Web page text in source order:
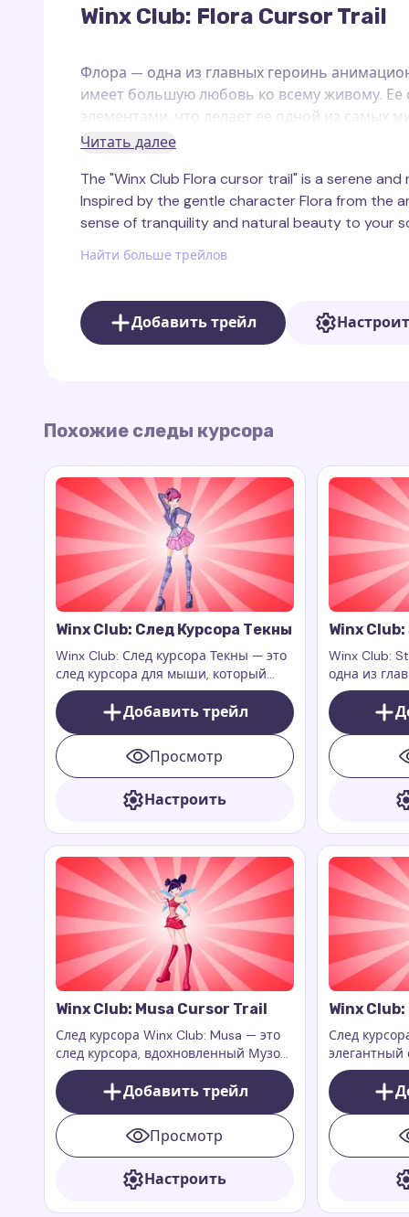
Winx Club: Flora Cursor Trail
Флора — одна из главных героинь
имеет большую любовь ко всему живому. Ее
элементами, что делает ее одной из самых
Флора часто ассоциируется с зелеными и
В коллекции Winx Club на сайте Cursor
Флоры. Этот след отражает ее природную
элементов, напоминающих цветы и
след курсора добавляет элегантности и
другими персонажами этого популярного
феями, такими как Блум, Стелла, Муса и
Google Chrome. Скачать его можно по
Читать далее
The "Winx Club Flora cursor trail" is a serene
Inspired by the gentle character Flora from the
sense of tranquility and natural beauty to your
Найти больше трейлов
Добавить трейл
Похожие следы курсора
Winx Club: След Курсора Текны
Winx Club: След курсора Текны — это
след курсора для мыши, который
добавляет яркий, современный
стиль вашему браузеру
Добавить трейл
Просмотр
Настроить
Winx
Winx Club:
одна из
Она
и обладает
светом и
Winx Club: Musa Cursor Trail
След курсора Winx Club: Musa — это
след курсора, вдохновленный Музой,
феей музыки и звуков из
популярного сериала Winx Club.
Добавить трейл
Просмотр
Настроить
Winx
След
элегантный
Winx Club